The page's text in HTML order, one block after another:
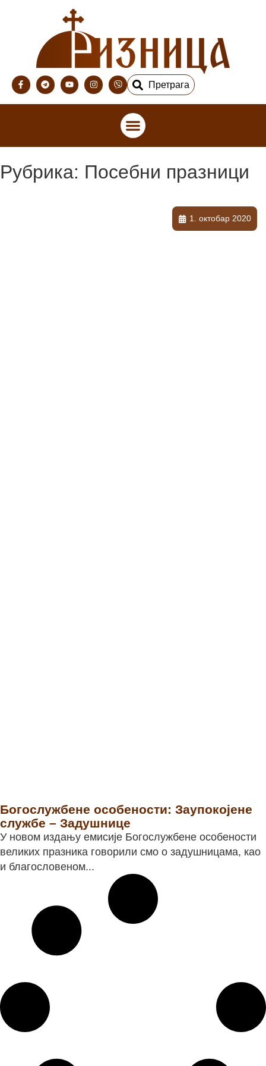
Претрага
Рубрика: Посебни празници
Богослужбене особености: Заупокојене
службе – Задушнице
1. октобар 2020
У новом издању емисије Богослужбене особености
великих празника говорили смо о задушницама, као
и благословеном...